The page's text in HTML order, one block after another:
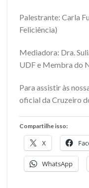
Palestrante: Carla
Feliciência)
Mediadora: Dra.
UDF e Membra do
Para assistir às
oficial da Cruzeiro
Compartilhe isso:
X
WhatsApp